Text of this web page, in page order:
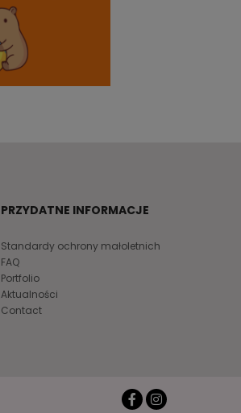
PRZYDATNE INFORMACJE
Standardy ochrony małoletnich
FAQ
Portfolio
Aktualności
Contact